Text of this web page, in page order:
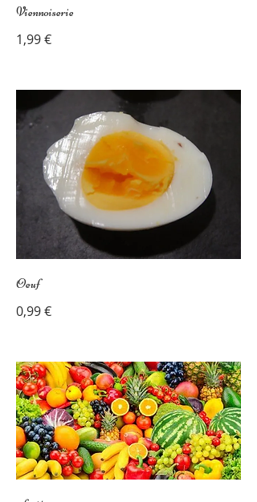
Viennoiserie
1,99 €
Oeuf
0,99 €